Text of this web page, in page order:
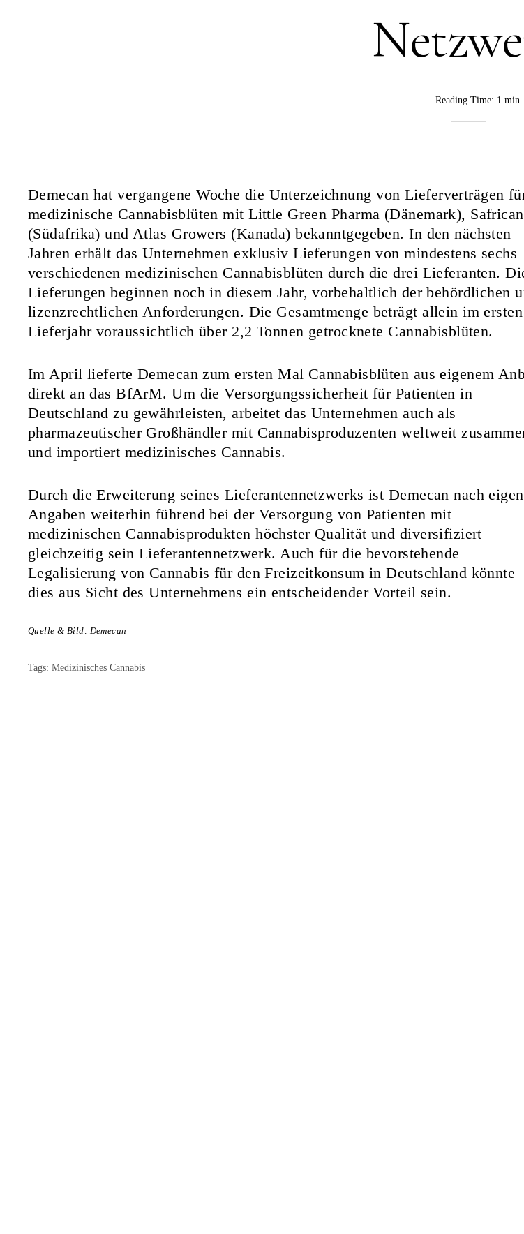
Reading Time: 1 min
Demecan hat vergangene Woche die Unterzeichnung von Lieferverträgen
medizinische Cannabisblüten mit Little Green Pharma (Dänemark),
(Südafrika) und Atlas Growers (Kanada) bekanntgegeben. In den nächsten
Jahren erhält das Unternehmen exklusiv Lieferungen von mindestens sechs
verschiedenen medizinischen Cannabisblüten durch die drei Lieferanten.
Lieferungen beginnen noch in diesem Jahr, vorbehaltlich der behördlichen
lizenzrechtlichen Anforderungen. Die Gesamtmenge beträgt allein im ersten
Lieferjahr voraussichtlich über 2,2 Tonnen getrocknete Cannabisblüten.
Im April lieferte Demecan zum ersten Mal Cannabisblüten aus eigenem
direkt an das BfArM. Um die Versorgungssicherheit für Patienten in
Deutschland zu gewährleisten, arbeitet das Unternehmen auch als
pharmazeutischer Großhändler mit Cannabisproduzenten weltweit
und importiert medizinisches Cannabis.
Durch die Erweiterung seines Lieferantennetzwerks ist Demecan nach
Angaben weiterhin führend bei der Versorgung von Patienten mit
medizinischen Cannabisprodukten höchster Qualität und diversifiziert
gleichzeitig sein Lieferantennetzwerk. Auch für die bevorstehende
Legalisierung von Cannabis für den Freizeitkonsum in Deutschland könnte
dies aus Sicht des Unternehmens ein entscheidender Vorteil sein.
Quelle & Bild: Demecan
Tags: Medizinisches Cannabis